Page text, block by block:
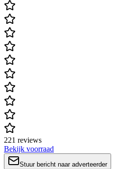
221 reviews
Bekijk voorraad
Stuur bericht naar adverteerder